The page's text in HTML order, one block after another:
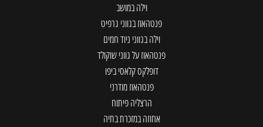
וילה במושב
פנטהאוז בגווני גרפיט
וילה בגווני ניוד חמים
פנטהאוז על גווני שוקולד
דופלקס קלאסי ביפו
פנטהאוז מודרני
הרצליה פיתוח
אחוזה במזכרת בתיה